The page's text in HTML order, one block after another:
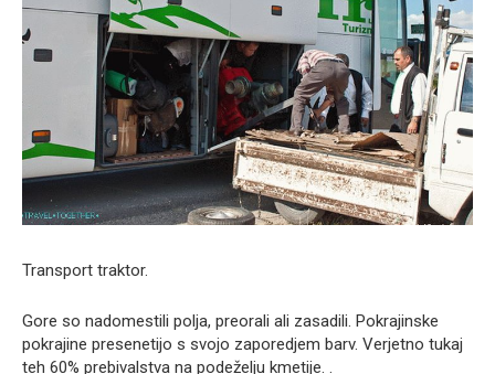
Transport traktor.
Gore so nadomestili polja, preorali ali zasadili. Pokrajinske
pokrajine presenetijo s svojo zaporedjem barv. Verjetno tukaj
teh 60% prebivalstva na podeželju kmetije. .